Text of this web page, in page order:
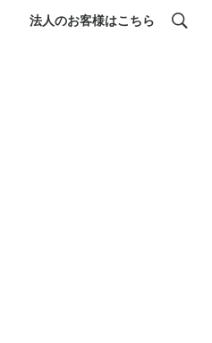
法人のお客様はこちら